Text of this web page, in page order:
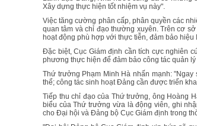
Xây dựng thực hiện tốt nhiệm vụ này".
Việc tăng cường phân cấp, phân quyền các
quan tâm và chỉ đạo thường xuyên. Trên cơ
hoạt động phù hợp với thực tiễn, đảm bảo
Đặc biệt, Cục Giám định cần tích cực nghiên
phương thực hiện để đảm bảo công tác quản
Thứ trưởng Phạm Minh Hà nhấn mạnh:
thể; công tác sinh hoạt Đảng cần được triển
Tiếp thu chỉ đạo của Thứ trưởng, ông Hoàng
biểu của Thứ trưởng vừa là động viên, ghi
cho Đại hội và Đảng bộ Cục Giám định trong